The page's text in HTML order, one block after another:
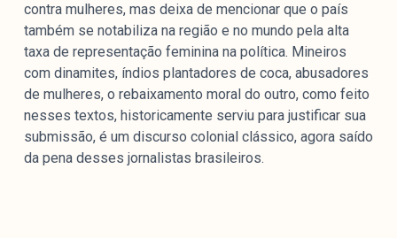
contra mulheres, mas deixa de mencionar que o país
também se notabiliza na região e no mundo pela alta
taxa de representação feminina na política. Mineiros
com dinamites, índios plantadores de coca, abusadores
de mulheres, o rebaixamento moral do outro, como feito
nesses textos, historicamente serviu para justificar sua
submissão, é um discurso colonial clássico, agora saído
da pena desses jornalistas brasileiros.